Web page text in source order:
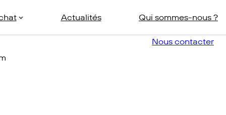
Nous contacter
Actualités Qui sommes-nous ?